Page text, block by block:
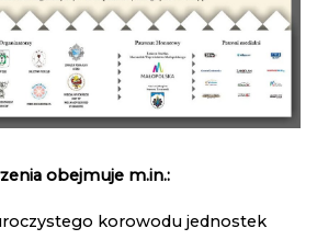
obejmuje m.in.:
korowodu jednostek